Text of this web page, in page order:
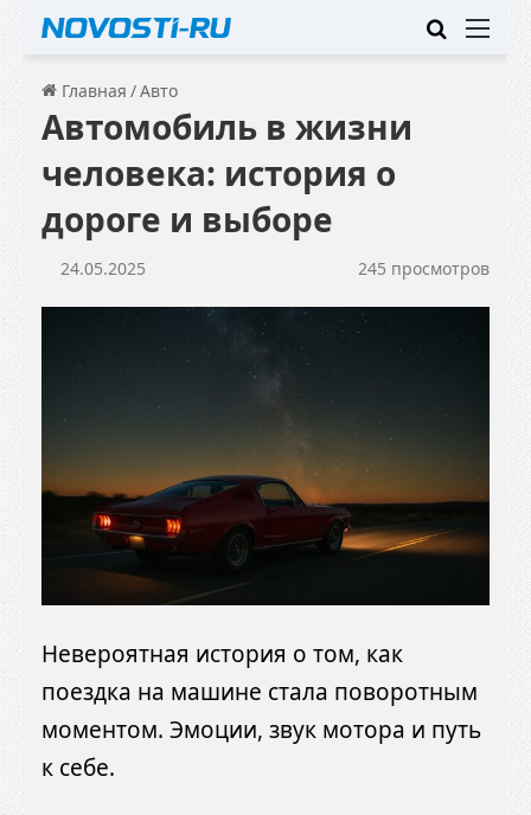
Искать
Главная /Авто
Автомобиль в жизни
человека: история о
дороге и выборе
24.05.2025 245 просмотров
Невероятная история о том, как
поездка на машине стала поворотным
моментом. Эмоции, звук мотора и путь
к себе.